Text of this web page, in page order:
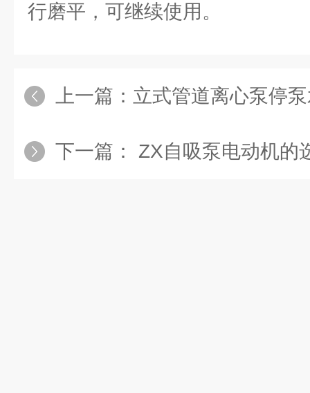
行磨平，可继续使用。
上一篇： 立式管道离心泵停泵水锤时
下一篇： ZX自吸泵电动机的